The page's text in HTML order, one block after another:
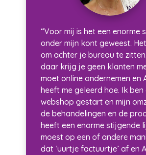
“Voor mij is het een enorme
onder mijn kont geweest.
om achter je bureau te
daar krijg je geen klanten
moet online ondernemen en
heeft me geleerd hoe. Ik ben
webshop gestart en mijn
de behandelingen en de
heeft een enorme stijgende
moest op een of andere
dat ‘uurtje factuurtje’ af en